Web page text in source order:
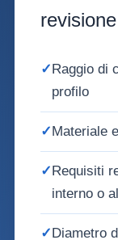
✓Raggio di
profilo
✓Materiale
✓Requisiti
interno o
✓Diametro